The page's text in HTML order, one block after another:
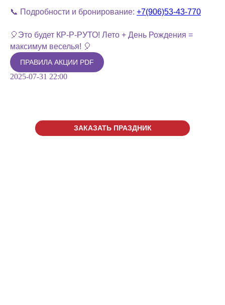
📞 Подробности и бронирование: +7(906)53-43-770
🎈Это будет КР-Р-РУТО! Лето + День Рождения =
максимум веселья! 🎈
ПРАВИЛА АКЦИИ PDF
2025-07-31 22:00
ЗАКАЗАТЬ ПРАЗДНИК